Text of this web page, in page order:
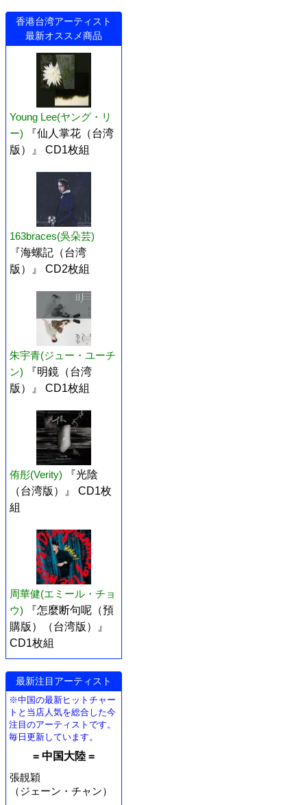
香港台湾アーティスト
最新オススメ商品
Young Lee(ヤング・リ
ー)
『仙人掌花（台湾
版）』 CD1枚組
163braces(吳朵芸)
『海螺記（台湾
版）』 CD2枚組
朱宇青(ジュー・ユーチ
ン)
『明鏡（台湾
版）』 CD1枚組
侑彤(Verity)
『光陰
（台湾版）』 CD1枚
組
周華健(エミール・チョ
ウ)
『怎麼断句呢（預
購版）（台湾版）』
CD1枚組
最新注目アーティスト
※中国の最新ヒットチャー
トと当店人気を総合した今
注目のアーティストです。
毎日更新しています。
= 中国大陸 =
張靚穎
（ジェーン・チャン）